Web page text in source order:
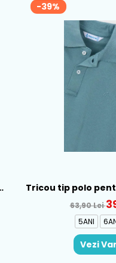
-39%
Tricou tip polo
Verde -
63,90 Lei
5ANI
Vezi